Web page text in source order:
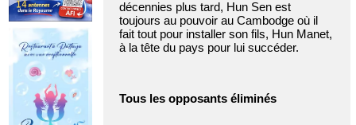
décennies plus tard, Hun Sen est
toujours au pouvoir au Cambodge où il
fait tout pour installer son fils, Hun Manet,
à la tête du pays pour lui succéder.
Tous les opposants éliminés